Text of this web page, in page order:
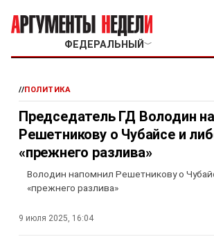
ФЕДЕРАЛЬНЫЙ ﹀
//ПОЛИТИКА
Председатель ГД Володин
Решетникову о Чубайсе и
«прежнего разлива»
Володин напомнил Решетникову о
«прежнего разлива»
9 июля 2025, 16:04